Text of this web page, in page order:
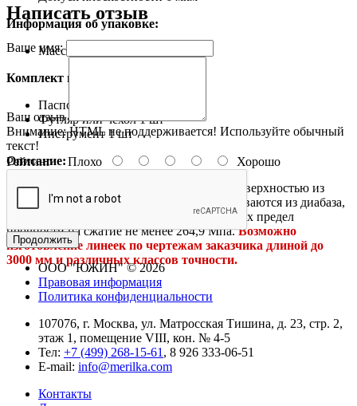
Информация об упаковке:
Масса, не более
Комплект поставки:
Паспорт
Футляр или чехол 1 шт
Инструмент 1 шт
Описание:
Поверочная линейка с широкой рабочей поверхностью из
твердокаменных пород (ШМТК) изготавливаются из диабаза,
габбро и различного типа гранита, имеющих предел
прочности на сжатие не менее 264,9 Мпа. Возможно
изготовление линеек по чертежам заказчика длиной до
3000 мм и различных классов точности.
Написать отзыв
Ваше имя:
Ваш отзыв
Внимание:HTML не поддерживается! Используйте обычный
текст!
РейтингПлохо Хорошо
Продолжить
ООО "ЮЖИН" © 2026
Правовая информация
Политика конфиденциальности
107076, г. Москва, ул. Матросская Тишина, д. 23, стр. 2,
этаж 1, помещение VIII, кон. № 4-5
Тел: +7 (499) 268-15-61 , 8 926 333-06-51
E-mail: info@merilka.com
Контакты